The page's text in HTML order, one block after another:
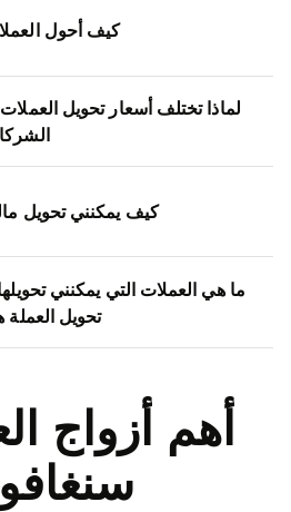
كيف أحول
لماذا تختلف أسعار تحويل العملات
كيف يمكنني تحويل
ما هي العملات التي يمكنني تحويلها
تحويل العملة
أهم أزواج